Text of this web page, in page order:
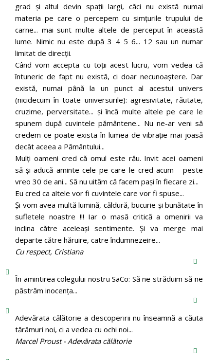
grad și altul devin spații largi, căci nu există numai
materia pe care o percepem cu simțurile trupului de
carne... mai sunt multe altele de perceput în această
lume. Nimic nu este după 3 4 5 6... 12 sau un numar
limitat de direcții.
Când vom accepta cu toții acest lucru, vom vedea că
întuneric de fapt nu există, ci doar necunoaștere. Dar
există, numai până la un punct al acestui univers
(nicidecum în toate universurile): agresivitate, răutate,
cruzime, perversitate... și încă multe altele pe care le
spunem după cuvintele pământene... Nu ne-ar veni să
credem ce poate exista în lumea de vibrație mai joasă
decât aceea a Pământului...
Mulți oameni cred că omul este rău. Invit acei oameni
să-și aducă aminte cele pe care le cred acum - peste
vreo 30 de ani... Să nu uităm că facem pași în fiecare zi...
Eu cred ca altele vor fi cuvintele care vor fi spuse...
Și vom avea multă lumină, căldură, bucurie și bunătate în
sufletele noastre !!! Iar o masă critică a omenirii va
inclina către aceleași sentimente. Și va merge mai
departe către hăruire, catre îndumnezeire...
Cu respect, Cristiana
În amintirea colegului nostru SaCo: Să ne străduim să ne
păstrăm inocenţa...
Adevărata călătorie a descoperirii nu înseamnă a căuta
tărâmuri noi, ci a vedea cu ochi noi...
Marcel Proust - Adevărata călătorie